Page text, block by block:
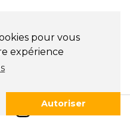
pour vous
expérience
Autoriser
07 73
Paris :
Prés
37